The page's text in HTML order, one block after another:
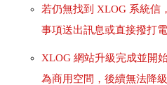
若仍無找到 XLOG 系統信
事項送出訊息或直接撥打
XLOG 網站升級完成並開
為商用空間，後續無法降級